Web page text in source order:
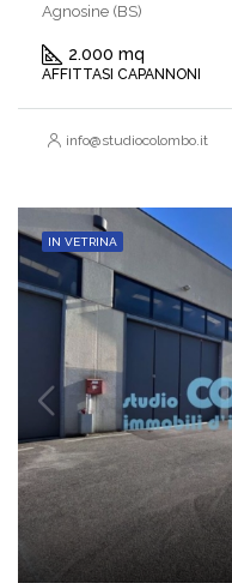
Agnosine (BS)
2.000 mq
AFFITTASI CAPANNONI
info@studiocolombo.it
IN VETRINA